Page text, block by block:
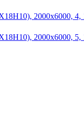
2000х6000, 4,
2000х6000, 5,